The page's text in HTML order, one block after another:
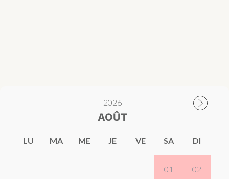
2026
AOÛT
LU MA ME JE VE SA DI
01 02